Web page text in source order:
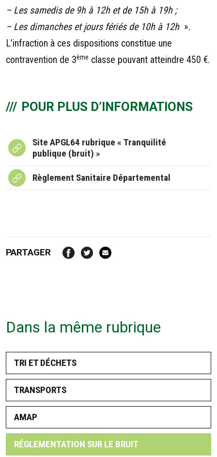
– Les samedis de 9h à 12h et de 15h à 19h ;
– Les dimanches et jours fériés de 10h à 12h ».
L’infraction à ces dispositions constitue une
contravention de 3ème classe pouvant atteindre 450 €.
POUR PLUS D’INFORMATIONS
Site APGL64 rubrique « Tranquilité
publique (bruit) »
Règlement Sanitaire Départemental
PARTAGER
Dans la même rubrique
TRI ET DÉCHETS
TRANSPORTS
AMAP
RÉGLEMENTATION SUR LE BRUIT